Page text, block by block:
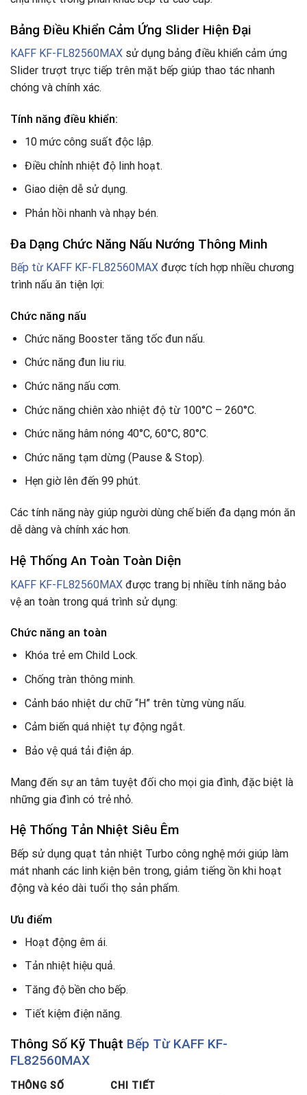
Bảng Điều Khiển Cảm Ứng Slider Hiện Đại
KAFF KF-FL82560MAX sử dụng bảng điều khiển cảm ứng
Slider trượt trực tiếp trên mặt bếp giúp thao tác nhanh
chóng và chính xác.
Tính năng điều khiển:
10 mức công suất độc lập.
Điều chỉnh nhiệt độ linh hoạt.
Giao diện dễ sử dụng.
Phản hồi nhanh và nhạy bén.
Đa Dạng Chức Năng Nấu Nướng Thông Minh
Bếp từ KAFF KF-FL82560MAX được tích hợp nhiều chương
trình nấu ăn tiện lợi:
Chức năng nấu
Chức năng Booster tăng tốc đun nấu.
Chức năng đun liu riu.
Chức năng nấu cơm.
Chức năng chiên xào nhiệt độ từ 100°C – 260°C.
Chức năng hâm nóng 40°C, 60°C, 80°C.
Chức năng tạm dừng (Pause & Stop).
Hẹn giờ lên đến 99 phút.
Các tính năng này giúp người dùng chế biến đa dạng món ăn
dễ dàng và chính xác hơn.
Hệ Thống An Toàn Toàn Diện
KAFF KF-FL82560MAX được trang bị nhiều tính năng bảo
vệ an toàn trong quá trình sử dụng:
Chức năng an toàn
Khóa trẻ em Child Lock.
Chống tràn thông minh.
Cảnh báo nhiệt dư chữ “H” trên từng vùng nấu.
Cảm biến quá nhiệt tự động ngắt.
Bảo vệ quá tải điện áp.
Mang đến sự an tâm tuyệt đối cho mọi gia đình, đặc biệt là
những gia đình có trẻ nhỏ.
Hệ Thống Tản Nhiệt Siêu Êm
Bếp sử dụng quạt tản nhiệt Turbo công nghệ mới giúp làm
mát nhanh các linh kiện bên trong, giảm tiếng ồn khi hoạt
động và kéo dài tuổi thọ sản phẩm.
Ưu điểm
Hoạt động êm ái.
Tản nhiệt hiệu quả.
Tăng độ bền cho bếp.
Tiết kiệm điện năng.
Thông Số Kỹ Thuật Bếp Từ KAFF KF-
FL82560MAX
THÔNG SỐ
CHI TIẾT